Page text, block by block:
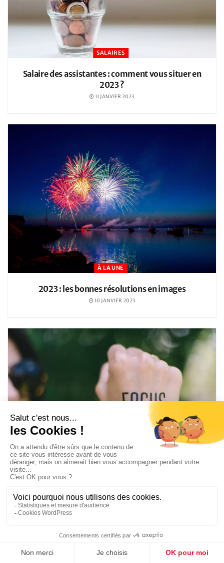
SALAIRES
Salaire des assistantes : comment vous situer en
2023 ?
11 JANVIER 2023
À LA UNE
2023 : les bonnes résolutions en images
10 JANVIER 2023
Les bonnes résolutions up to date pour cette année
8 JANVIER 2023